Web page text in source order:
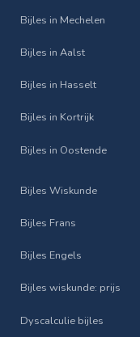
Bijles in Mechelen
Bijles in Aalst
Bijles in Hasselt
Bijles in Kortrijk
Bijles in Oostende
Bijles Wiskunde
Bijles Frans
Bijles Engels
Bijles wiskunde: prijs
Dyscalculie bijles